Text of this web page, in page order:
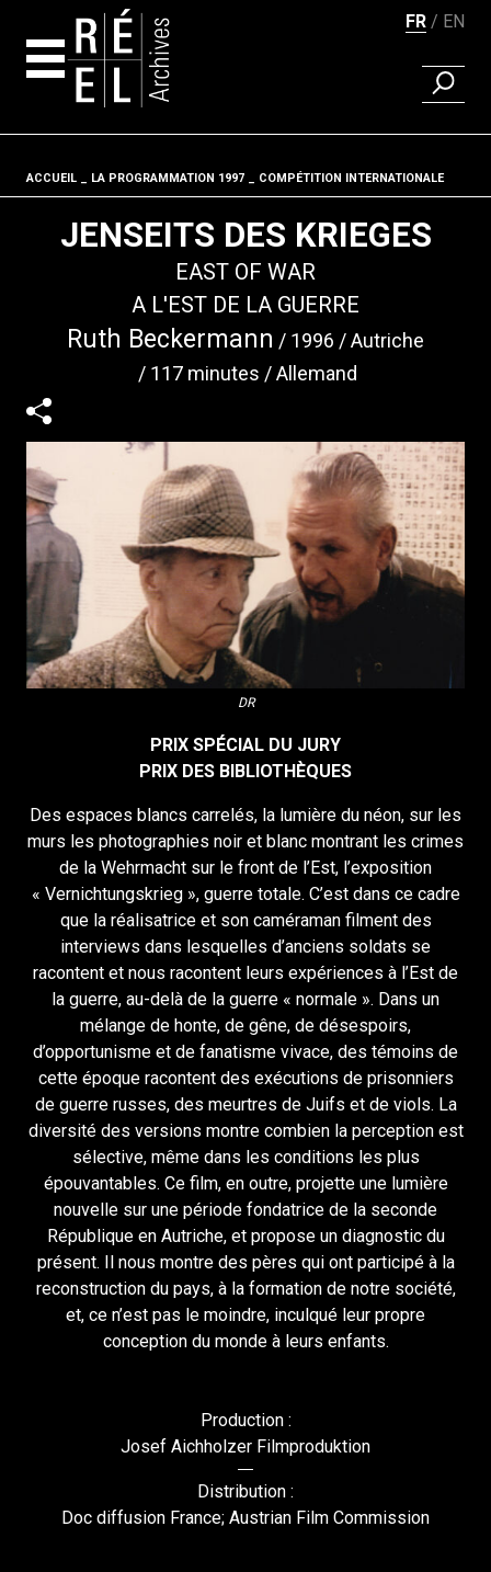
FR EN
Fil d'ariane
ACCUEIL LA PROGRAMMATION 1997 COMPÉTITION INTERNATIONALE
JENSEITS DES KRIEGES
EAST OF WAR
A L'EST DE LA GUERRE
Ruth Beckermann 1996
Autriche
117 minutes
Allemand
DR
PRIX SPÉCIAL DU JURY
PRIX DES BIBLIOTHÈQUES
Des espaces blancs carrelés, la lumière du néon, sur les
murs les photographies noir et blanc montrant les crimes
de la Wehrmacht sur le front de l’Est, l’exposition
« Vernichtungskrieg », guerre totale. C’est dans ce cadre
que la réalisatrice et son caméraman filment des
interviews dans lesquelles d’anciens soldats se
racontent et nous racontent leurs expériences à l’Est de
la guerre, au-delà de la guerre « normale ». Dans un
mélange de honte, de gêne, de désespoirs,
d’opportunisme et de fanatisme vivace, des témoins de
cette époque racontent des exécutions de prisonniers
de guerre russes, des meurtres de Juifs et de viols. La
diversité des versions montre combien la perception est
sélective, même dans les conditions les plus
épouvantables. Ce film, en outre, projette une lumière
nouvelle sur une période fondatrice de la seconde
République en Autriche, et propose un diagnostic du
présent. Il nous montre des pères qui ont participé à la
reconstruction du pays, à la formation de notre société,
et, ce n’est pas le moindre, inculqué leur propre
conception du monde à leurs enfants.
Production :
Josef Aichholzer Filmproduktion
Distribution :
Doc diffusion France; Austrian Film Commission